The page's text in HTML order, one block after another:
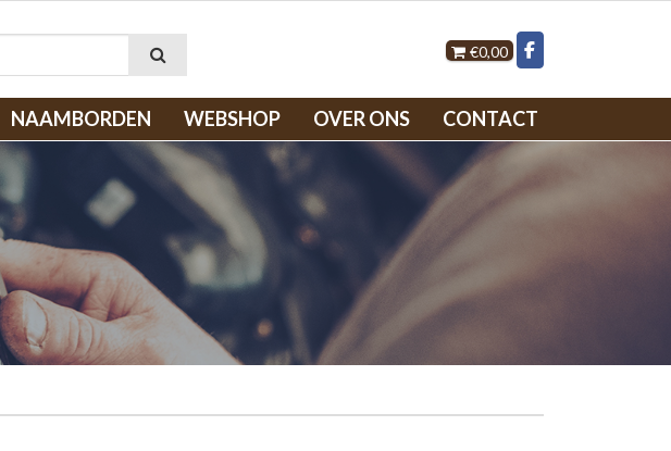
€0,00
NAAMBORDEN WEBSHOP OVER ONS CONTACT